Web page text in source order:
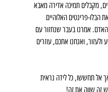
מקבלים תמיכה אדירה מאבא
הבלו-פרינטים האלוהיים
האדם. אמרנו בעבר שנחזור עם
ואנחנו אתכם, עוזרים
אל תחששו, כל לידה נראית
זה שווה את זה!